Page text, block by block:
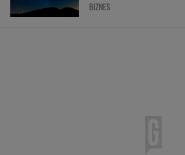
BIZNES